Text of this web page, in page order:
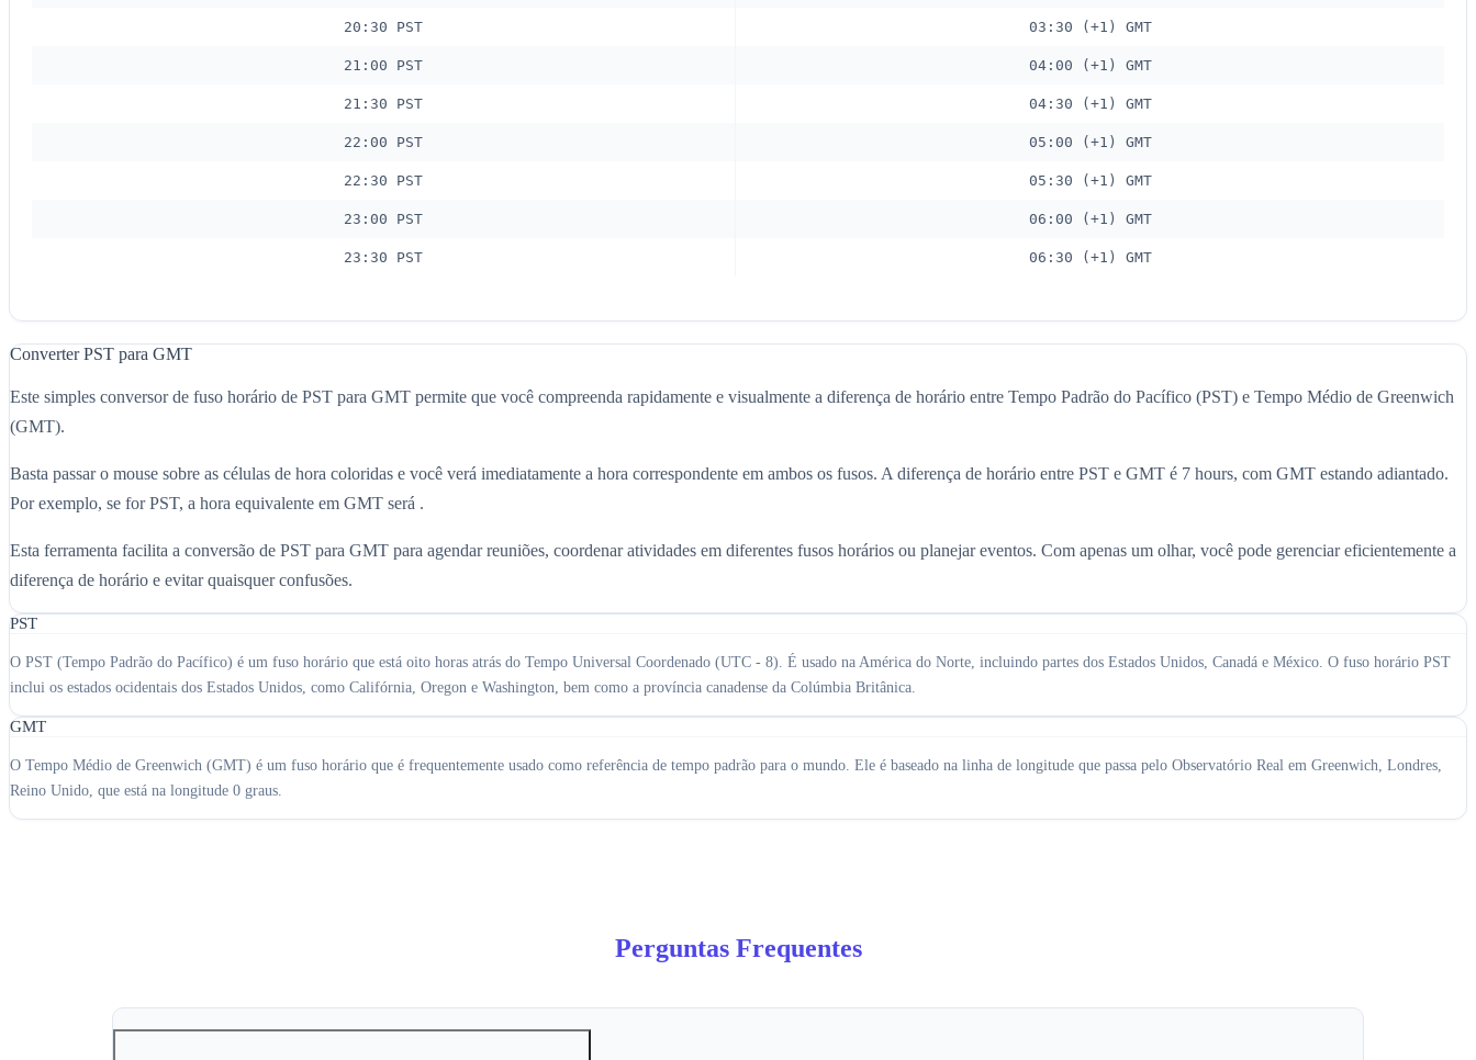
20:30 PST 03:30 (+1) GMT
21:00 PST 04:00 (+1) GMT
21:30 PST 04:30 (+1) GMT
22:00 PST 05:00 (+1) GMT
22:30 PST 05:30 (+1) GMT
23:00 PST 06:00 (+1) GMT
23:30 PST 06:30 (+1) GMT
Converter PST para GMT
Este simples conversor de fuso horário de PST para GMT permite que você compreenda rapidamente e visualmente a diferença de horário entre Tempo Padrão do Pacífico (PST) e Tempo Médio de Greenwich
(GMT).
Basta passar o mouse sobre as células de hora coloridas e você verá imediatamente a hora correspondente em ambos os fusos. A diferença de horário entre PST e GMT é 7 hours, com GMT estando adiantado.
Por exemplo, se for PST, a hora equivalente em GMT será .
Esta ferramenta facilita a conversão de PST para GMT para agendar reuniões, coordenar atividades em diferentes fusos horários ou planejar eventos. Com apenas um olhar, você pode gerenciar eficientemente a
diferença de horário e evitar quaisquer confusões.
PST
O PST (Tempo Padrão do Pacífico) é um fuso horário que está oito horas atrás do Tempo Universal Coordenado (UTC - 8). É usado na América do Norte, incluindo partes dos Estados Unidos, Canadá e México. O fuso horário PST
inclui os estados ocidentais dos Estados Unidos, como Califórnia, Oregon e Washington, bem como a província canadense da Colúmbia Britânica.
GMT
O Tempo Médio de Greenwich (GMT) é um fuso horário que é frequentemente usado como referência de tempo padrão para o mundo. Ele é baseado na linha de longitude que passa pelo Observatório Real em Greenwich, Londres,
Reino Unido, que está na longitude 0 graus.
Perguntas Frequentes